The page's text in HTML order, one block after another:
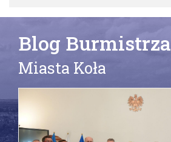
Blog Burmistrza
Miasta Koła